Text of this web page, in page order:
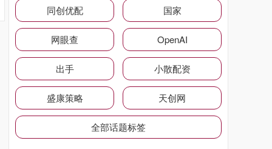
同创优配 国家
网眼查 OpenAI
出手 小散配资
盛康策略 天创网
全部话题标签